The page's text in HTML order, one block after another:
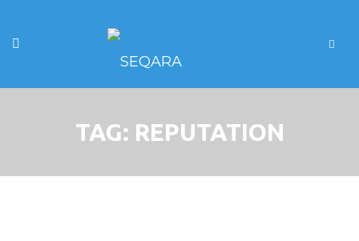
TAG: REPUTATION